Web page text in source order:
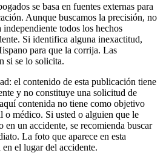
se basa en fuentes externas para
Aunque buscamos la precisión, no
todos los hechos
Si identifica alguna inexactitud,
para que la corrija. Las
si se lo solicita.
el contenido de esta publicación tiene
y no constituye una solicitud de
contenida no tiene como objetivo
o médico. Si usted o alguien que le
en un accidente, se recomienda buscar
La foto que aparece en esta
el lugar del accidente.